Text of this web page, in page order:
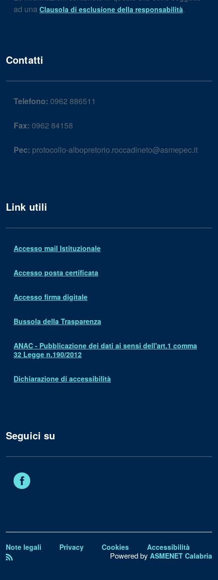
ad una Clausola di esclusione della responsabilità.
Contatti
Telefono: 0962 886511
Fax: 0962 84158
Pec: protocollo-albopretorio.roccadineto@asmepec.it
Link utili
Accesso mail Istituzionale
Accesso posta certificata
Accesso firma digitale
Bussola della Trasparenza
ANAC - Pubblicazione dei dati ai sensi dell'art.1 comma
32 Legge n.190/2012
Dichiarazione di accessibilità
Seguici su
Note legali Privacy Cookies Accessibilità
Powered by ASMENET Calabria